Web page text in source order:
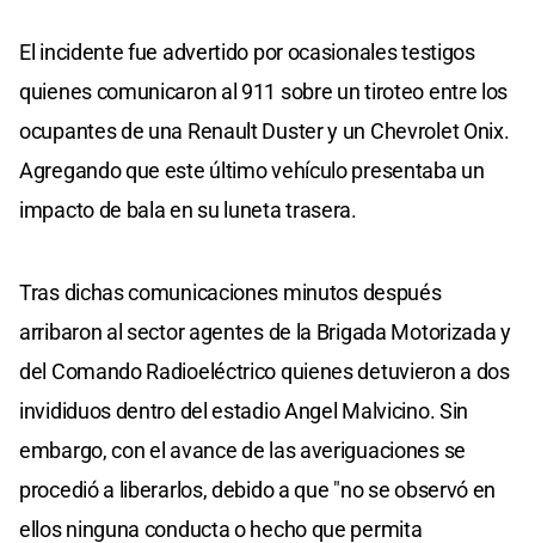
El incidente fue advertido por ocasionales testigos
quienes comunicaron al 911 sobre un tiroteo entre los
ocupantes de una Renault Duster y un Chevrolet Onix.
Agregando que este último vehículo presentaba un
impacto de bala en su luneta trasera.
Tras dichas comunicaciones minutos después
arribaron al sector agentes de la Brigada Motorizada y
del Comando Radioeléctrico quienes detuvieron a dos
invididuos dentro del estadio Angel Malvicino. Sin
embargo, con el avance de las averiguaciones se
procedió a liberarlos, debido a que "no se observó en
ellos ninguna conducta o hecho que permita